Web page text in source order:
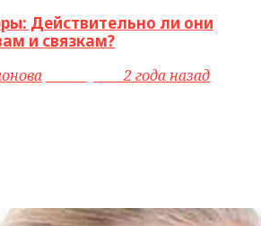
Действительно ли они
и связкам?
access_time2 года назад